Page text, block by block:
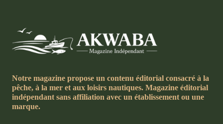
Notre magazine propose un contenu éditorial consacré à la
pêche, à la mer et aux loisirs nautiques. Magazine éditorial
indépendant sans affiliation avec un établissement ou une
marque.